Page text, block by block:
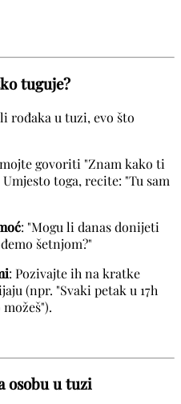
tuguje?
rođaka u tuzi, evo što
govoriti "Znam kako ti
toga, recite: "Tu sam
: "Mogu li danas donijeti
šetnjom?"
: Pozivajte ih na kratke
(npr. "Svaki petak u 17h
osobu u tuzi